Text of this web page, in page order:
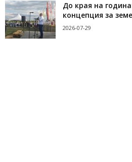
До края на
концепция за
2026-07-29